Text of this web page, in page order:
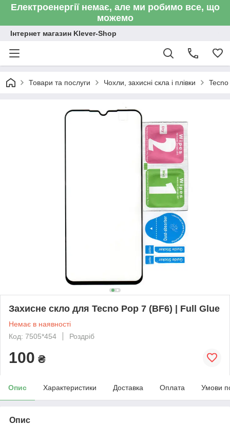
Електроенергії немає, але ми робимо все, що
можемо
Інтернет магазин Klever-Shop
Товари та послуги Чохли, захисні скла і плівки Tecno
Захисне скло для Tecno Pop 7 (BF6) | Full Glue
Немає в наявності
Код: 7505*454
Роздріб
100 ₴
Опис Характеристики Доставка Оплата Умови
Опис